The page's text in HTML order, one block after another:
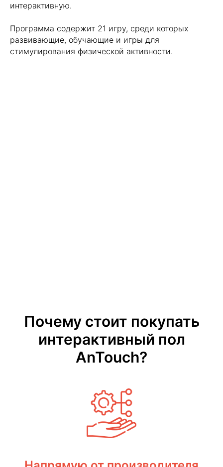
интерактивную.
Программа содержит 21 игру, среди которых
развивающие, обучающие и игры для
стимулирования физической активности.
Почему стоит покупать
интерактивный пол
AnTouch?